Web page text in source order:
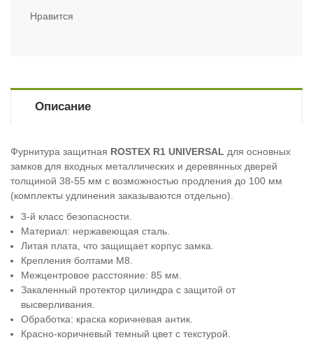
Нравится
Описание
Фурнитура защитная ROSTEX R1 UNIVERSAL для основных
замков для входных металлических и деревянных дверей
толщиной 38-55 мм с возможностью продления до 100 мм
(комплекты удлинения заказываются отдельно).
3-й класс безопасности.
Материал: нержавеющая сталь.
Литая плата, что защищает корпус замка.
Крепления болтами М8.
Межцентровое расстояние: 85 мм.
Закаленный протектор цилиндра с защитой от
высверливания.
Обработка: краска коричневая антик
Красно-коричневый темный цвет с текстурой.